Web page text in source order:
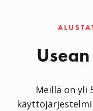
Meillä on yli